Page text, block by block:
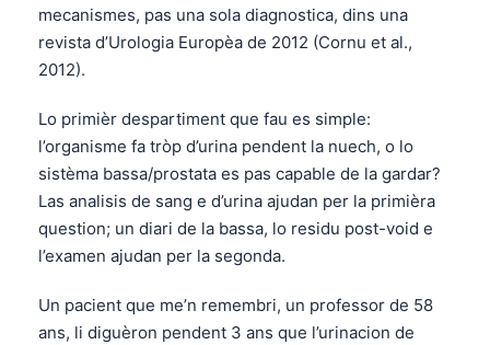
mecanismes, pas una sola diagnostica, dins una
revista d’Urologia Europèa de 2012 (Cornu et al.,
2012).
Lo primièr despartiment que fau es simple:
l’organisme fa tròp d’urina pendent la nuech, o lo
sistèma bassa/prostata es pas capable de la gardar?
Las analisis de sang e d’urina ajudan per la primièra
question; un diari de la bassa, lo residu post-void e
l’examen ajudan per la segonda.
Un pacient que me’n remembri, un professor de 58
ans, li diguèron pendent 3 ans que l’urinacion de